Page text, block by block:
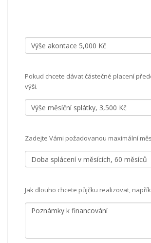
Pokud chcete dávat částečné placení
výši.
Zadejte Vámi požadovanou maximální
Jak dlouho chcete půjčku realizovat,